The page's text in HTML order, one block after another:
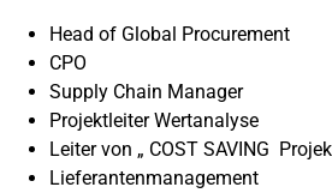
Head of Global Procurement
CPO
Supply Chain Manager
Projektleiter Wertanalyse
Leiter von „ COST SAVING
Lieferantenmanagement